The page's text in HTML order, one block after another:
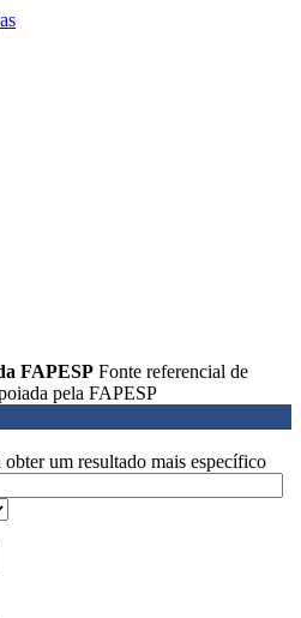
FAPESP Fonte referencial de
pela FAPESP
um resultado mais específico